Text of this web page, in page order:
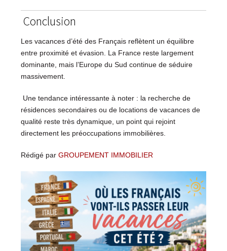
Conclusion
Les vacances d’été des Français reflètent un équilibre
entre proximité et évasion. La France reste largement
dominante, mais l’Europe du Sud continue de séduire
massivement.
Une tendance intéressante à noter : la recherche de
résidences secondaires ou de locations de vacances de
qualité reste très dynamique, un point qui rejoint
directement les préoccupations immobilières.
Rédigé par GROUPEMENT IMMOBILIER